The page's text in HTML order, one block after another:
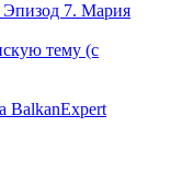
7. Мария
тему (с
BalkanExpert